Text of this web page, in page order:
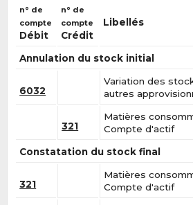
n° de
compte
Débit
n° de
compte
Crédit
Libellés
Annulation du stock initial
6032
Variation des
autres
321
Matières
Compte d'actif
Constatation du stock final
321
Matières
Compte d'actif